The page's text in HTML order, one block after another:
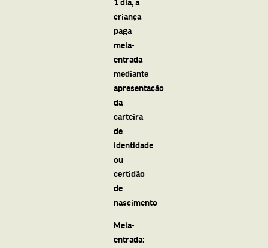
criança
paga
meia-
entrada
mediante
apresentação
da
carteira
de
identidade
ou
certidão
de
nascimento
Meia-
entrada: